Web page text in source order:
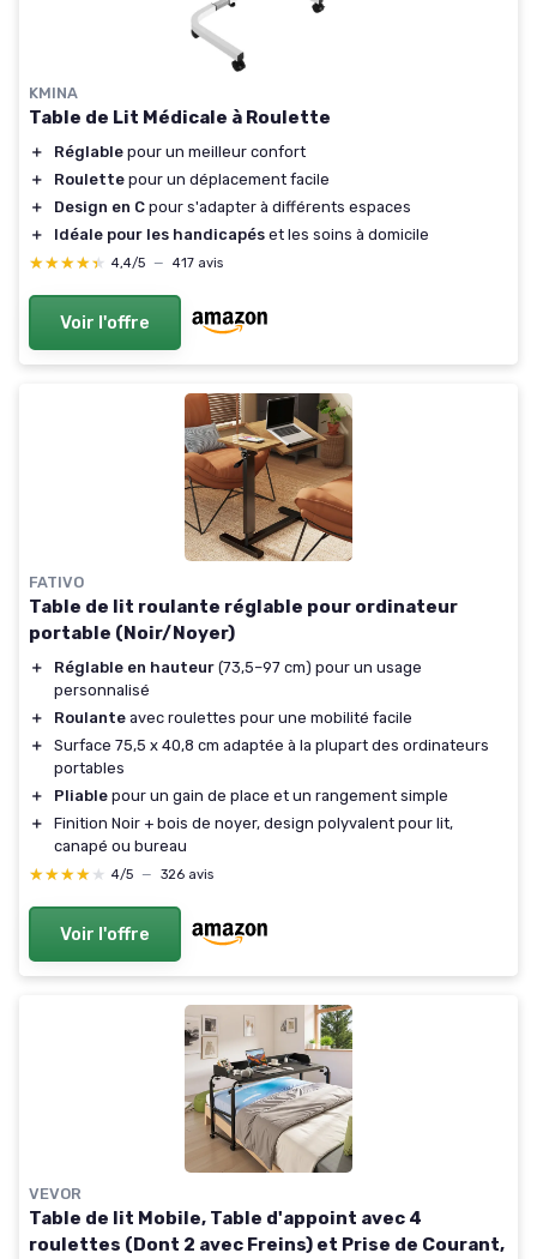
KMINA
Table de Lit Médicale à Roulette
＋ Réglable pour un meilleur confort
＋
Roulette pour un déplacement facile
＋
Design en C pour s'adapter à différents espaces
＋
Idéale pour les handicapés et les soins à domicile
★★★★★
★★★★★ 4,4/5 — 417 avis
Voir l'offre
FATIVO
Table de lit roulante réglable pour ordinateur
portable (Noir/Noyer)
＋ Réglable en hauteur (73,5–97 cm) pour un usage
personnalisé
＋
Roulante avec roulettes pour une mobilité facile
＋
Surface 75,5 x 40,8 cm adaptée à la plupart des ordinateurs
portables
＋
Pliable pour un gain de place et un rangement simple
＋
Finition Noir + bois de noyer, design polyvalent pour lit,
canapé ou bureau
★★★★★
★★★★★ 4/5 — 326 avis
Voir l'offre
VEVOR
Table de lit Mobile, Table d'appoint avec 4
roulettes (Dont 2 avec Freins) et Prise de Courant,